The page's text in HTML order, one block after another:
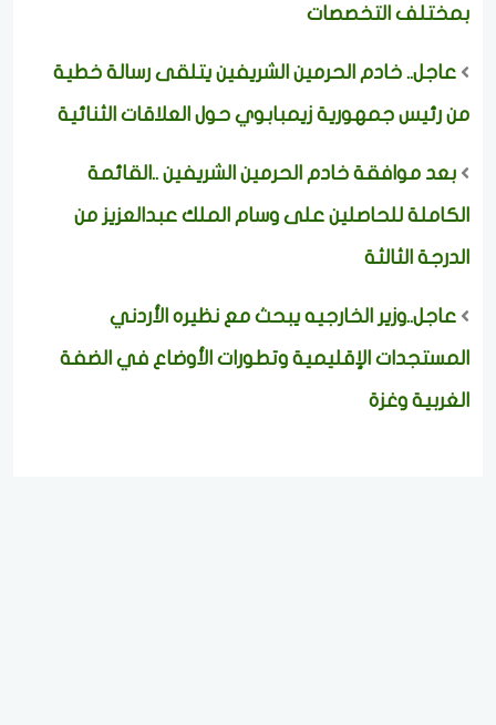
بمختلف التخصصات
عاجل.. خادم الحرمين الشريفين يتلقى رسالة خطية
من رئيس جمهورية زيمبابوي حول العلاقات الثنائية
بعد موافقة خادم الحرمين الشريفين ..القائمة
الكاملة للحاصلين على وسام الملك عبدالعزيز من
الدرجة الثالثة
عاجل..وزير الخارجيه يبحث مع نظيره الأردني
المستجدات الإقليمية وتطورات الأوضاع في الضفة
الغربية وغزة